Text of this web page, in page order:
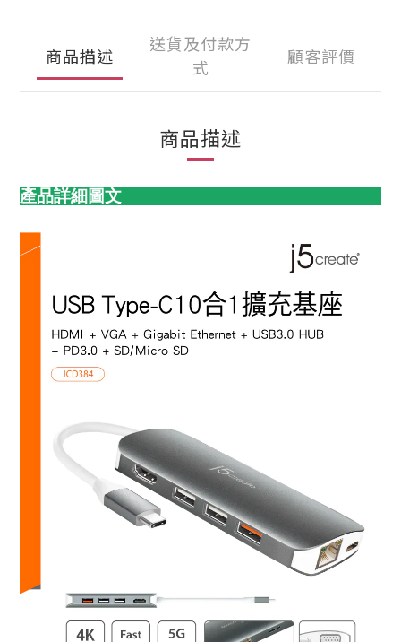
商品描述
送貨及付款方
式
顧客評價
商品描述
產品詳細圖文